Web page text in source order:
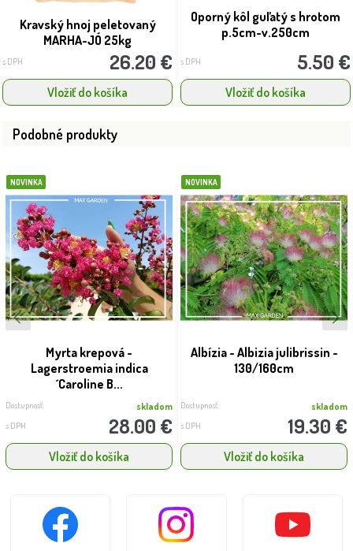
Kravský hnoj peletovaný
MARHA-JÓ 25kg
s DPH 26.20 €
Vložiť do košíka
Oporný kôl guľatý s hrotom
p.5cm-v.250cm
s DPH 5.50 €
Vložiť do košíka
Podobné produkty
NOVINKA
Myrta krepová -
Lagerstroemia indica
´Caroline B...
Dostupnosť: skladom
s DPH 28.00 €
Vložiť do košíka
NOVINKA
Albízia - Albizia julibrissin -
130/160cm
Dostupnosť: skladom
s DPH 19.30 €
Vložiť do košíka